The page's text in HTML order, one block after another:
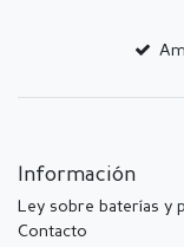
Información
Ley sobre baterías y
Contacto